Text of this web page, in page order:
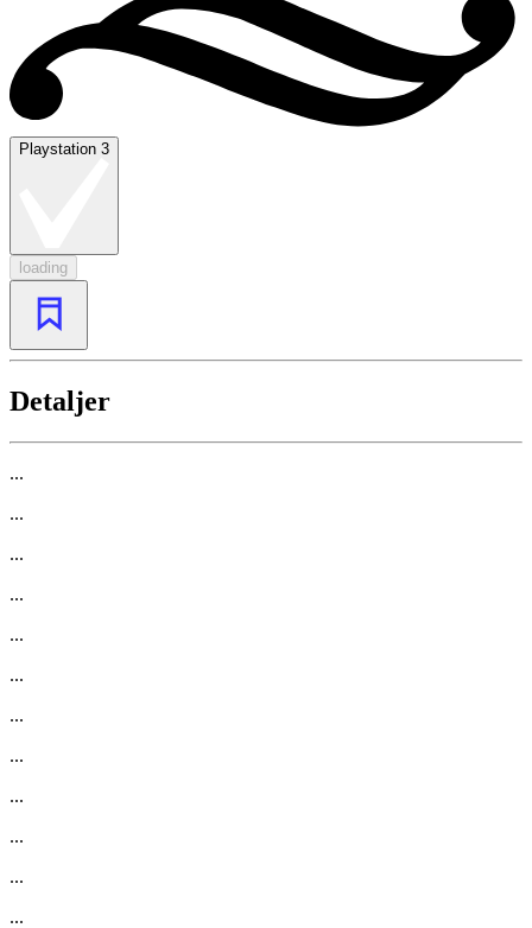
Playstation 3
loading
Detaljer
...
...
...
...
...
...
...
...
...
...
...
...